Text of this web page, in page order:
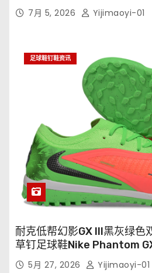
7月 5, 2026 Yijimaoyi-01
足球鞋钉鞋资讯
耐克低帮幻影GX III黑灰绿色
草钉足球鞋Nike Phantom
5月 27, 2026 Yijimaoyi-01